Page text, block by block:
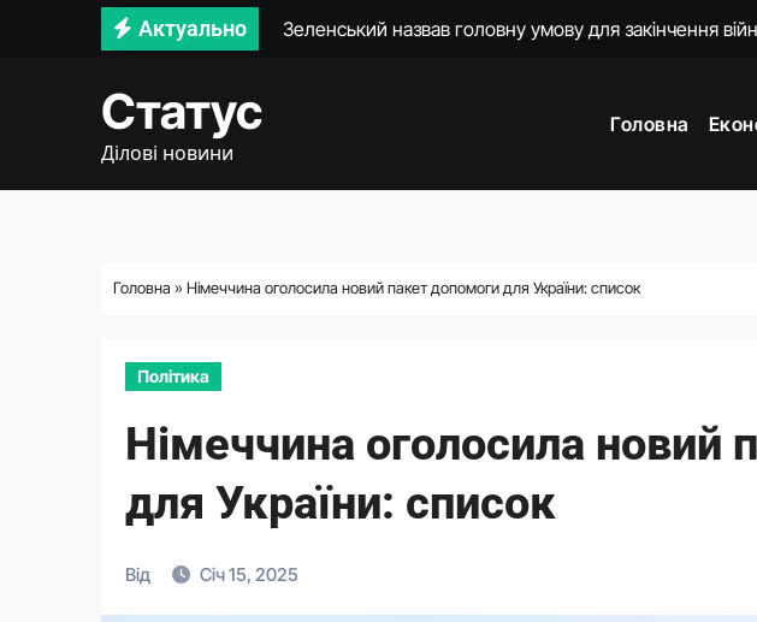
Актуально
Державні склади до послуг постраждалого бізнесу.
Микола Греков: самопроголошений моральний
Статус
Ділові новини
Головна
Головна » Німеччина оголосила новий пакет допомоги для України: список
Політика
Німеччина оголосила новий
для України: список
Від Січ 15, 2025